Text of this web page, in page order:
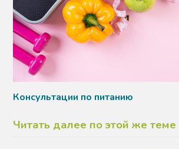
Консультации по питанию
Читать далее по этой же теме